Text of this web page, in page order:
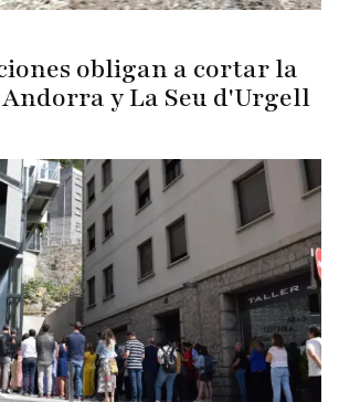
obligan a cortar la
Andorra y La Seu d'Urgell